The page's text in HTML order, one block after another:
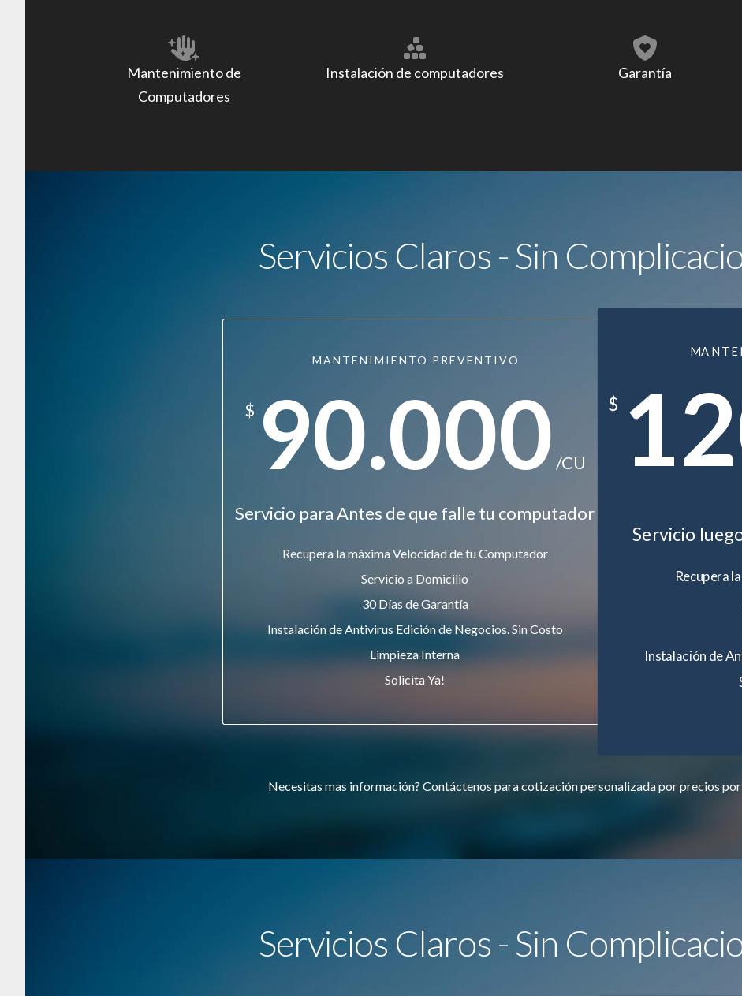
Mantenimiento de
Computadores
Instalación de computadores Garantía
Servicios Claros - Sin
MANTENIMIENTO PREVENTIVO
$ 90.000 /CU
Servicio para Antes de que falle tu computador
Recupera la máxima Velocidad de tu Computador
Servicio a Domicilio
30 Días de Garantía
Instalación de Antivirus Edición de Negocios. Sin Costo
Limpieza Interna
Solicita Ya!
$
Servicio
Recupera
Instalación de
Necesitas mas información? Contáctenos para cotización personalizada por precios
Servicios Claros - Sin